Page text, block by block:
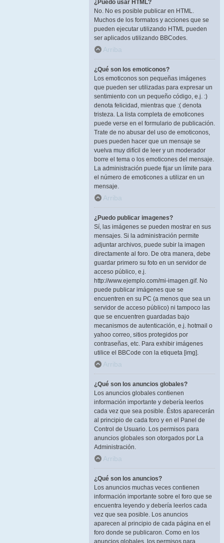
¿Puedo usar HTML?
No. No es posible publicar en HTML.
Muchos de los formatos y acciones que se
pueden ejecutar utilizando HTML pueden
ser aplicados utilizando BBCodes.
Arriba
¿Qué son los emoticonos?
Los emoticonos son pequeñas imágenes
que pueden ser utilizadas para expresar un
sentimiento con un pequeño código, e.j. :)
denota felicidad, mientras que :( denota
tristeza. La lista completa de emoticones
puede verse en el formulario de publicación.
Trate de no abusar del uso de emoticonos,
pues pueden hacer que un mensaje se
vuelva muy difícil de leer y un moderador
borre el tema o los emoticones del mensaje.
La administración puede fijar un límite para
el número de emoticones a utilizar en un
mensaje.
Arriba
¿Puedo publicar imagenes?
Sí, las imágenes se pueden mostrar en sus
mensajes. Si la administración permite
adjuntar archivos, puede subir la imagen
directamente al foro. De otra manera, debe
guardar primero su foto en un servidor de
acceso público, e.j.
http://www.ejemplo.com/mi-imagen.gif. No
puede publicar imágenes que se
encuentren en su PC (a menos que sea un
servidor de acceso público) ni tampoco las
que se encuentren guardadas bajo
mecanismos de autenticación, e.j. hotmail o
yahoo correo, sitios protegidos por
contraseñas, etc. Para exhibir imágenes
utilice el BBCode con la etiqueta [img].
Arriba
¿Qué son los anuncios globales?
Los anuncios globales contienen
información importante y debería leerlos
cada vez que sea posible. Éstos aparecerán
al principio de cada foro y en el Panel de
Control de Usuario. Los permisos para
anuncios globales son otorgados por La
Administración.
Arriba
¿Qué son los anuncios?
Los anuncios muchas veces contienen
información importante sobre el foro que se
encuentra leyendo y debería leerlos cada
vez que sea posible. Los anuncios
aparecen al principio de cada página en el
foro donde se publicaron. Como en los
anuncios globales, los permisos para